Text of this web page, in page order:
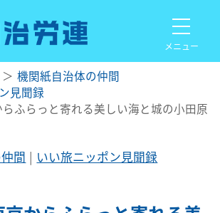
メニュー
機関紙自治体の仲間
見聞録
ふらっと寄れる美しい海と城の小田原
間
いい旅ニッポン見聞録